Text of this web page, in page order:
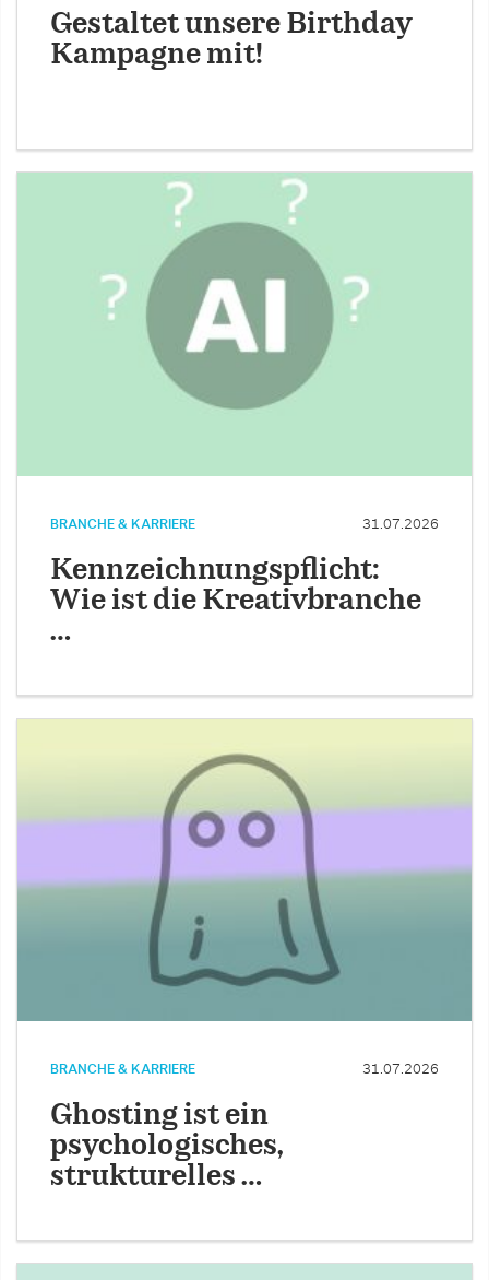
Gestaltet unsere Birthday
Kampagne mit!
BRANCHE & KARRIERE 31.07.2026
Kennzeichnungspflicht:
Wie ist die Kreativbranche
…
BRANCHE & KARRIERE 31.07.2026
Ghosting ist ein
psychologisches,
strukturelles …